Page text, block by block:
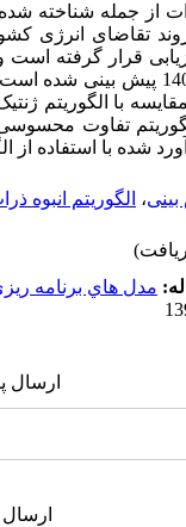
ذرات از جمله
تقاضای انرژی
قرار گرفته
آتی تقاضای انرژی کشور تا
مقایسه با
تفاوت
شده با استفاده از
، الگوریتم انبوه
مدل هاي برنامه
ارسال